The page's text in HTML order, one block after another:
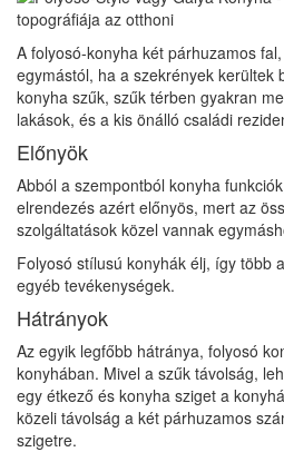
A folyosó-konyha két párhuzamos
egymástól, ha a szekrények kerültek
konyha szűk, szűk térben gyakran
lakások, és a kis önálló családi
Előnyök
Abból a szempontból konyha
elrendezés azért előnyös, mert az
szolgáltatások közel vannak
Folyosó stílusú konyhák élj, így több
egyéb tevékenységek.
Hátrányok
Az egyik legfőbb hátránya, folyosó
konyhában. Mivel a szűk távolság,
egy étkező és konyha sziget a
közeli távolság a két párhuzamos
szigetre.